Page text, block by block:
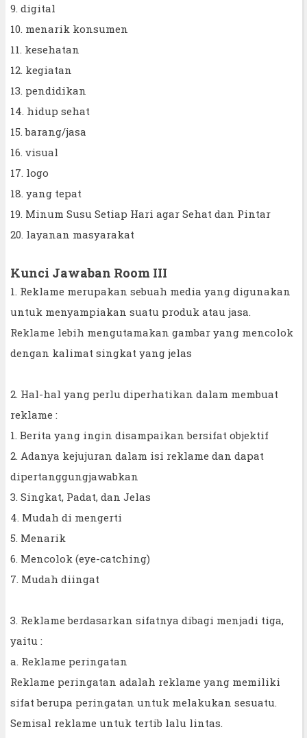
9. digital
10. menarik konsumen
11. kesehatan
12. kegiatan
13. pendidikan
14. hidup sehat
15. barang/jasa
16. visual
17. logo
18. yang tepat
19. Minum Susu Setiap Hari agar Sehat dan Pintar
20. layanan masyarakat
Kunci Jawaban Room III
1. Reklame merupakan sebuah media yang digunakan
untuk menyampiakan suatu produk atau jasa.
Reklame lebih mengutamakan gambar yang mencolok
dengan kalimat singkat yang jelas
2. Hal-hal yang perlu diperhatikan dalam membuat
reklame :
1. Berita yang ingin disampaikan bersifat objektif
2. Adanya kejujuran dalam isi reklame dan dapat
dipertanggungjawabkan
3. Singkat, Padat, dan Jelas
4. Mudah di mengerti
5. Menarik
6. Mencolok (eye-catching)
7. Mudah diingat
3. Reklame berdasarkan sifatnya dibagi menjadi tiga,
yaitu :
a. Reklame peringatan
Reklame peringatan adalah reklame yang memiliki
sifat berupa peringatan untuk melakukan sesuatu.
Semisal reklame untuk tertib lalu lintas.